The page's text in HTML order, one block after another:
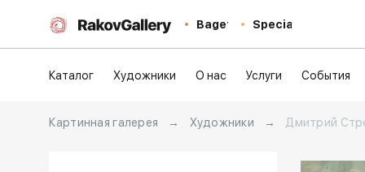
Baget Special
Каталог Художники О нас Услуги События
Картинная галерея → Художники → Дмитрий